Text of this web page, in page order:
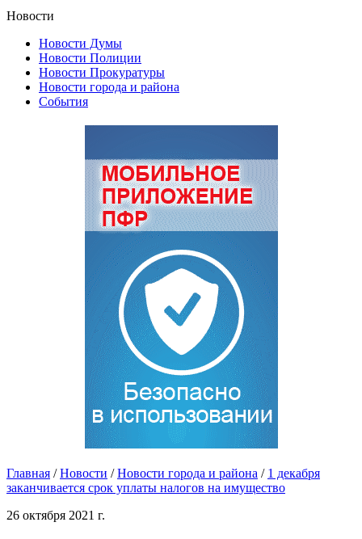
Новости
Новости Думы
Новости Полиции
Новости Прокуратуры
Новости города и района
События
Главная / Новости / Новости города и района / 1 декабря
заканчивается срок уплаты налогов на имущество
26 октября 2021 г.